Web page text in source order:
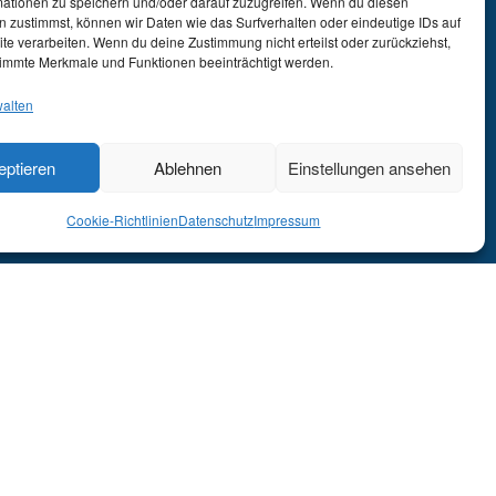
zustimmst, können wir Daten wie das Surfverhalten oder eindeutige IDs auf
verarbeiten. Wenn du deine Zustimmung nicht erteilst oder zurückziehst,
Merkmale und Funktionen beeinträchtigt werden.
Ablehnen Einstellungen ansehen
Cookie-RichtlinienDatenschutzImpressum
&
steht für eine
Nachhaltigkeit
Kriterien.